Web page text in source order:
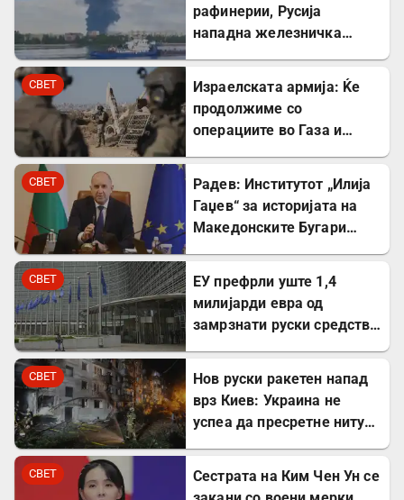
рафинерии, Русија
нападна железничка
СВЕТ
Израелската армија: Ќе
продолжиме со
операциите во Газа и
СВЕТ
Радев: Институтот „Илија
Гаџев“ за историјата на
Македонските Бугари
СВЕТ
ЕУ префрли уште 1,4
милијарди евра од
замрзнати руски средства
СВЕТ
Нов руски ракетен напад
врз Киев: Украина не
успеа да пресретне ниту
СВЕТ
Сестрата на Ким Чен Ун се